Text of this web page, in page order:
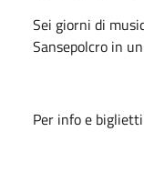
Sei giorni di
Sansepolcro in
Per info e